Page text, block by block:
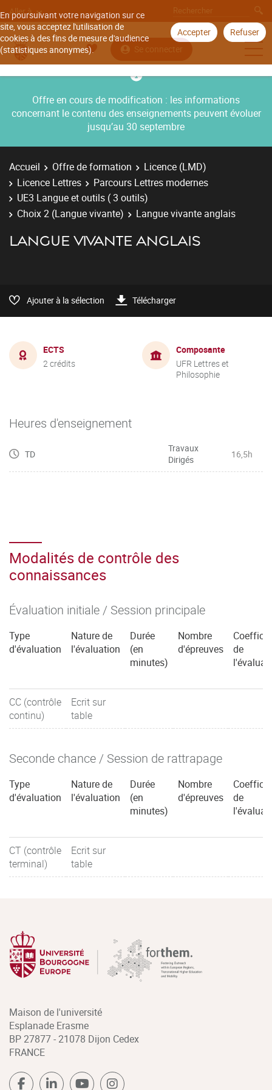
En poursuivant votre navigation sur ce
site, vous acceptez l'utilisation de
cookies à des fins de mesure d'audience
(statistiques anonymes).
Accepter Refuser
Aller à
Se connecter
Offre en cours de modification : les informations
concernant le contenu des enseignements peuvent évoluer
jusqu’au 30 septembre
Accueil Offre de formation
Licence (LMD)
Licence Lettres
Parcours Lettres modernes
UE3 Langue et outils ( 3 outils)
Choix 2 (Langue vivante)
Langue vivante anglais
LANGUE VIVANTE ANGLAIS
Ajouter à la sélection Télécharger
ECTS
2 crédits
Composante
UFR Lettres et
Philosophie
Heures d'enseignement
TD
Travaux
Dirigés
16,5h
Modalités de contrôle des
connaissances
Évaluation initiale / Session principale
Type
d'évaluation
Nature de
l'évaluation
Durée
(en
minutes)
Nombre
d'épreuves
de
CC (contrôle
continu)
Ecrit sur
table
Seconde chance / Session de rattrapage
Type
d'évaluation
Nature de
l'évaluation
Durée
(en
minutes)
Nombre
d'épreuves
de
CT (contrôle
terminal)
Ecrit sur
table
Maison de l'université
Esplanade Erasme
BP 27877 - 21078 Dijon Cedex
FRANCE